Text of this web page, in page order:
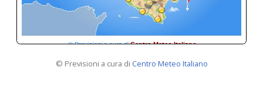
© Previsioni a cura di Centro Meteo Italiano